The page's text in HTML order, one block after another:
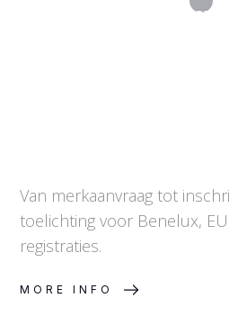
Van merkaanvraag tot
toelichting voor Benelux,
registraties.
MORE INFO